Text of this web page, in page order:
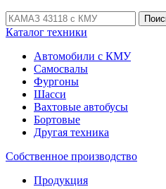
Каталог техники
Автомобили с КМУ
Самосвалы
Фургоны
Шасси
Вахтовые автобусы
Бортовые
Другая техника
Собственное производство
Продукция